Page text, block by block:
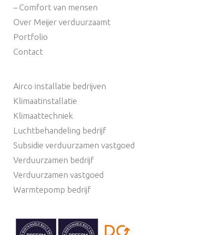
– Comfort van mensen
Over Meijer verduurzaamt
Portfolio
Contact
Airco installatie bedrijven
Klimaatinstallatie
Klimaattechniek
Luchtbehandeling bedrijf
Subsidie verduurzamen vastgoed
Verduurzamen bedrijf
Verduurzamen vastgoed
Warmtepomp bedrijf